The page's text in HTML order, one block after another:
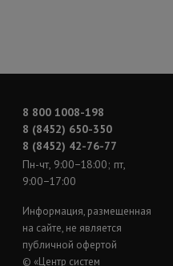
8 800 1008-198
8 (8452) 650-350
8 (8452) 42-76-77
Пн-чт, 9:00−18:00; пт,
9:00−17:00
Информация, размещенная
на сайте, не является
публичной офертой
© «Центр систем